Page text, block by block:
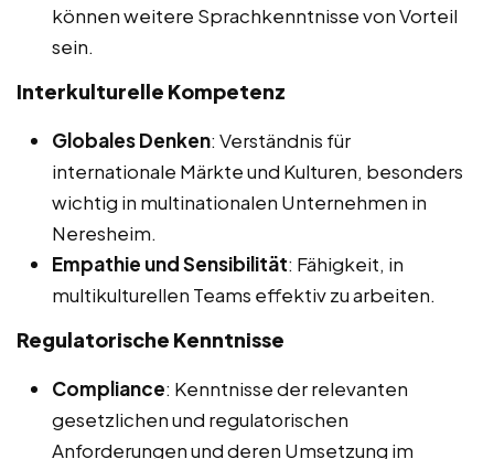
können weitere Sprachkenntnisse von Vorteil
sein.
Interkulturelle Kompetenz
Globales Denken: Verständnis für
internationale Märkte und Kulturen, besonders
wichtig in multinationalen Unternehmen in
Neresheim.
Empathie und Sensibilität: Fähigkeit, in
multikulturellen Teams effektiv zu arbeiten.
Regulatorische Kenntnisse
Compliance: Kenntnisse der relevanten
gesetzlichen und regulatorischen
Anforderungen und deren Umsetzung im